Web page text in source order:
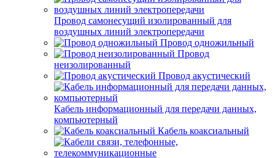
Провод самонесущий изолированный для
воздушных линий электропередачи
Провод одножильный
Провод
неизолированный
Провод акустический
Кабель информационный для передачи данных,
компьютерный
Кабель коаксиальный